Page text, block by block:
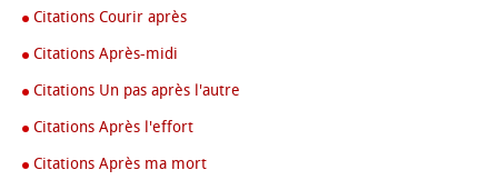
Citations Courir après
Citations Après-midi
Citations Un pas après l'autre
Citations Après l'effort
Citations Après ma mort